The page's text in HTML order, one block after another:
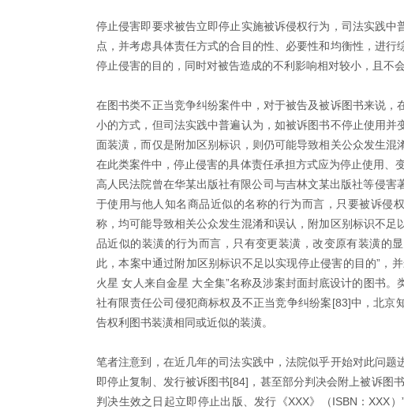
停止侵害即要求被告立即停止实施被诉侵权行为，司法实践
点，并考虑具体责任方式的合目的性、必要性和均衡性，进
停止侵害的目的，同时对被告造成的不利影响相对较小，且不
在图书类不正当竞争纠纷案件中，对于被告及被诉图书来说
小的方式，但司法实践中普遍认为，如被诉图书不停止使用
面装潢，而仅是附加区别标识，则仍可能导致相关公众发生混
在此类案件中，停止侵害的具体责任承担方式应为停止使用、
高人民法院曾在华某出版社有限公司与吉林文某出版社等侵害
于使用与他人知名商品近似的名称的行为而言，只要被诉侵
称，均可能导致相关公众发生混淆和误认，附加区别标识不
品近似的装潢的行为而言，只有变更装潢，改变原有装潢的
此，本案中通过附加区别标识不足以实现停止侵害的目的”，
火星 女人来自金星 大全集”名称及涉案封面封底设计的图书
社有限责任公司侵犯商标权及不正当竞争纠纷案[83]中，北京
告权利图书装潢相同或近似的装潢。
笔者注意到，在近几年的司法实践中，法院似乎开始对此问
即停止复制、发行被诉图书[84]，甚至部分判决会附上被诉图
判决生效之日起立即停止出版、发行《XXX》（ISBN：XXX